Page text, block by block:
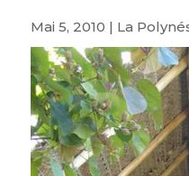
Mai 5, 2010 | La